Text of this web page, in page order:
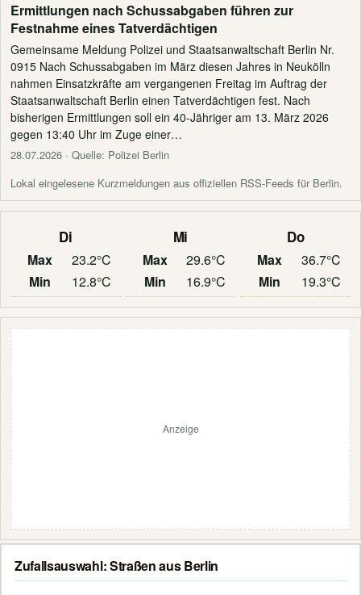
Ermittlungen nach Schussabgaben führen zur
Festnahme eines Tatverdächtigen
Gemeinsame Meldung Polizei und Staatsanwaltschaft Berlin Nr.
0915 Nach Schussabgaben im März diesen Jahres in Neukölln
nahmen Einsatzkräfte am vergangenen Freitag im Auftrag der
Staatsanwaltschaft Berlin einen Tatverdächtigen fest. Nach
bisherigen Ermittlungen soll ein 40-Jähriger am 13. März 2026
gegen 13:40 Uhr im Zuge einer…
28.07.2026 · Quelle: Polizei Berlin
Lokal eingelesene Kurzmeldungen aus offiziellen RSS-Feeds für Berlin.
Di
Max
23.2°C
Min
12.8°C
Mi
Max
29.6°C
Min
16.9°C
Do
Max
36.7°C
Min
19.3°C
Anzeige
Zufallsauswahl: Straßen aus Berlin